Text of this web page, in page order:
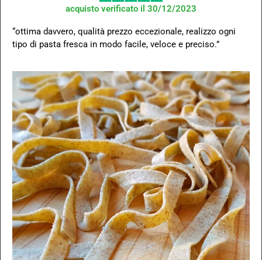
acquisto verificato il 30/12/2023
“ottima davvero, qualità prezzo eccezionale, realizzo ogni
tipo di pasta fresca in modo facile, veloce e preciso.”